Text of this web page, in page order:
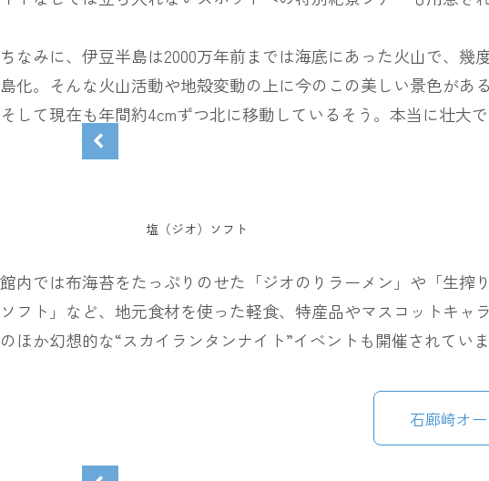
ちなみに、伊豆半島は2000万年前までは海底にあった火山で、
島化。そんな火山活動や地殻変動の上に今のこの美しい景色がある
そして現在も年間約4cmずつ北に移動しているそう。本当に壮大
塩（ジオ）ソフト
館内では布海苔をたっぷりのせた「ジオのりラーメン」や「生搾
ソフト」など、地元食材を使った軽食、特産品やマスコットキ
のほか幻想的な“スカイランタンナイト”イベントも開催されていま
石廊崎オ